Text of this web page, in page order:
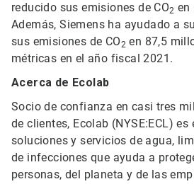
reducido sus emisiones de CO2 en
Además, Siemens ha ayudado a
sus emisiones de CO2 en 87,5
métricas en el año fiscal 2021.
Acerca de Ecolab
Socio de confianza en casi tres
de clientes, Ecolab (NYSE:ECL)
soluciones y servicios de agua,
de infecciones que ayuda a
personas, del planeta y de las